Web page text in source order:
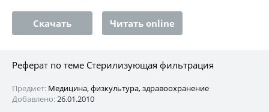
Скачать Читать online
Реферат по теме Стерилизующая фильтрация
Предмет: Медицина, физкультура, здравоохранение
Добавлено:26.01.2010